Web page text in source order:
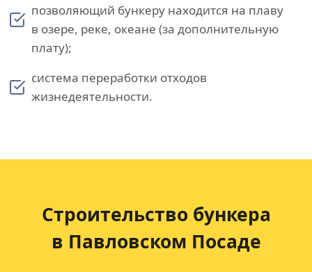
позволяющий бункеру находится на плаву
в озере, реке, океане (за дополнительную
плату);
система переработки отходов
жизнедеятельности.
Строительство бункера
в Павловском Посаде